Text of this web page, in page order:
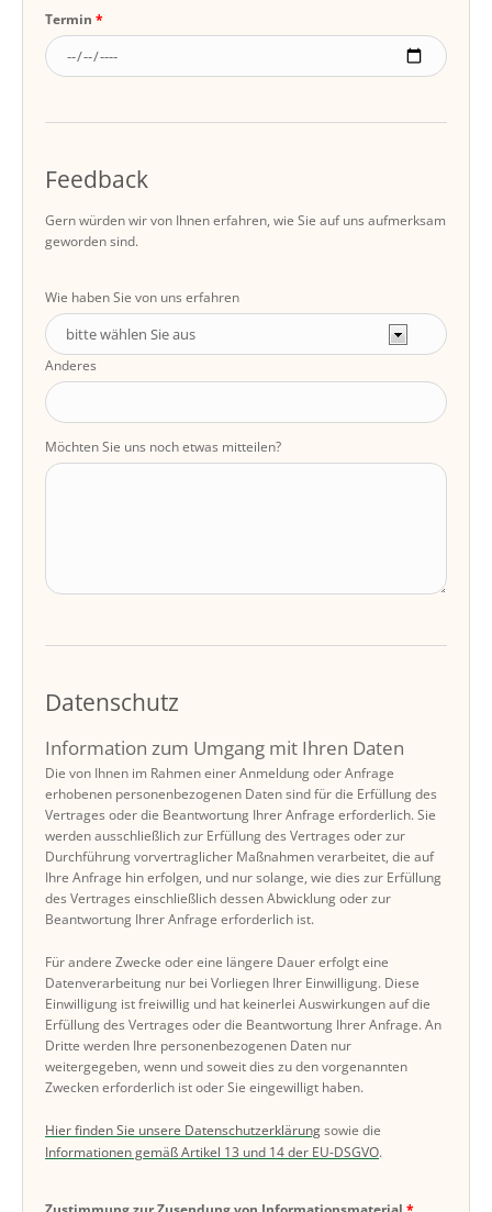
Termin
Feedback
Gern würden wir von Ihnen erfahren, wie Sie auf uns aufmerksam
geworden sind.
Wie haben Sie von uns erfahren
Anderes
Möchten Sie uns noch etwas mitteilen?
Datenschutz
Information zum Umgang mit Ihren Daten
Die von Ihnen im Rahmen einer Anmeldung oder Anfrage
erhobenen personenbezogenen Daten sind für die Erfüllung des
Vertrages oder die Beantwortung Ihrer Anfrage erforderlich. Sie
werden ausschließlich zur Erfüllung des Vertrages oder zur
Durchführung vorvertraglicher Maßnahmen verarbeitet, die auf
Ihre Anfrage hin erfolgen, und nur solange, wie dies zur Erfüllung
des Vertrages einschließlich dessen Abwicklung oder zur
Beantwortung Ihrer Anfrage erforderlich ist.
Für andere Zwecke oder eine längere Dauer erfolgt eine
Datenverarbeitung nur bei Vorliegen Ihrer Einwilligung. Diese
Einwilligung ist freiwillig und hat keinerlei Auswirkungen auf die
Erfüllung des Vertrages oder die Beantwortung Ihrer Anfrage. An
Dritte werden Ihre personenbezogenen Daten nur
weitergegeben, wenn und soweit dies zu den vorgenannten
Zwecken erforderlich ist oder Sie eingewilligt haben.
Hier finden Sie unsere Datenschutzerklärungsowie die
Informationen gemäß Artikel 13 und 14 der EU-DSGVO.